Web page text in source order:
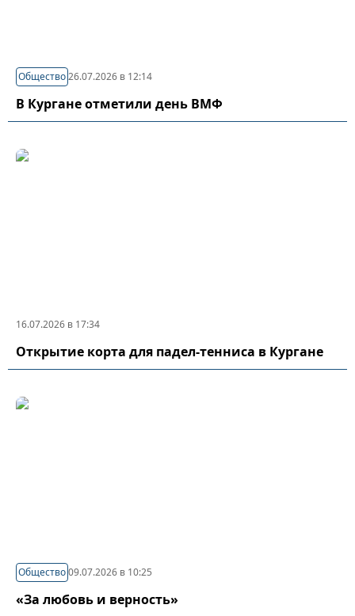
Общество26.07.2026 в 12:14
В Кургане отметили день ВМФ
16.07.2026 в 17:34
Открытие корта для падел-тенниса в Кургане
Общество09.07.2026 в 10:25
«За любовь и верность»